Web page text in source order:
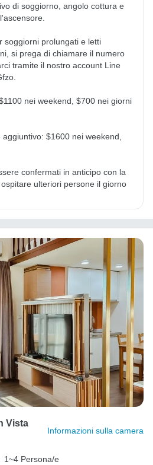
di soggiorno, angolo cottura e
soggiorni prolungati e letti
si prega di chiamare il numero
tramite il nostro account Line
nei weekend, $700 nei giorni
$1600 nei weekend,
confermati in anticipo con la
ulteriori persone il giorno
Vista
Informazioni sulla camera
1~4 Persona/e